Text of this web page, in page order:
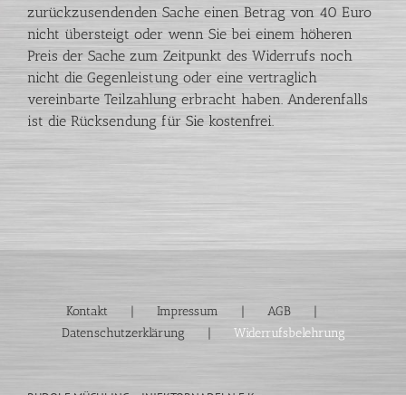
zurückzusendenden Sache einen Betrag von 40 Euro
nicht übersteigt oder wenn Sie bei einem höheren
Preis der Sache zum Zeitpunkt des Widerrufs noch
nicht die Gegenleistung oder eine vertraglich
vereinbarte Teilzahlung erbracht haben. Anderenfalls
ist die Rücksendung für Sie kostenfrei.
Kontakt Impressum
AGB
Datenschutzerklärung
Widerrufsbelehrung